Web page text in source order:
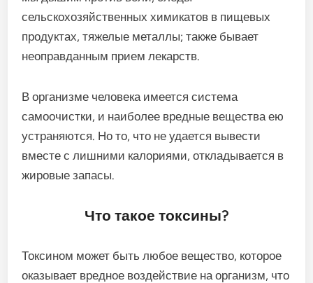
сельскохозяйственных химикатов в пищевых
продуктах, тяжелые металлы; также бывает
неоправданным прием лекарств.
В организме человека имеется система
самоочистки, и наиболее вредные вещества ею
устраняются. Но то, что не удается вывести
вместе с лишними калориями, откладывается в
жировые запасы.
Что такое токсины?
Токсином может быть любое вещество, которое
оказывает вредное воздействие на организм, что